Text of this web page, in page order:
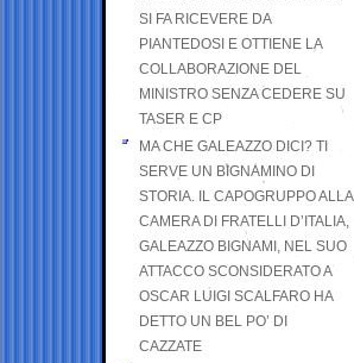
SI FA RICEVERE DA
PIANTEDOSI E OTTIENE LA
COLLABORAZIONE DEL
MINISTRO SENZA CEDERE SU
TASER E CP
MA CHE GALEAZZO DICI? TI
SERVE UN BIGNAMINO DI
STORIA. IL CAPOGRUPPO ALLA
CAMERA DI FRATELLI D’ITALIA,
GALEAZZO BIGNAMI, NEL SUO
ATTACCO SCONSIDERATO A
OSCAR LUIGI SCALFARO HA
DETTO UN BEL PO’ DI
CAZZATE